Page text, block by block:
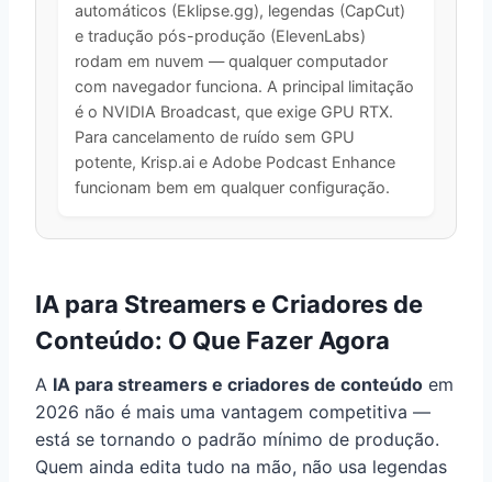
automáticos (Eklipse.gg), legendas (CapCut)
e tradução pós-produção (ElevenLabs)
rodam em nuvem — qualquer computador
com navegador funciona. A principal limitação
é o NVIDIA Broadcast, que exige GPU RTX.
Para cancelamento de ruído sem GPU
potente, Krisp.ai e Adobe Podcast Enhance
funcionam bem em qualquer configuração.
IA para Streamers e Criadores de
Conteúdo: O Que Fazer Agora
A IA para streamers e criadores de conteúdo em
2026 não é mais uma vantagem competitiva —
está se tornando o padrão mínimo de produção.
Quem ainda edita tudo na mão, não usa legendas